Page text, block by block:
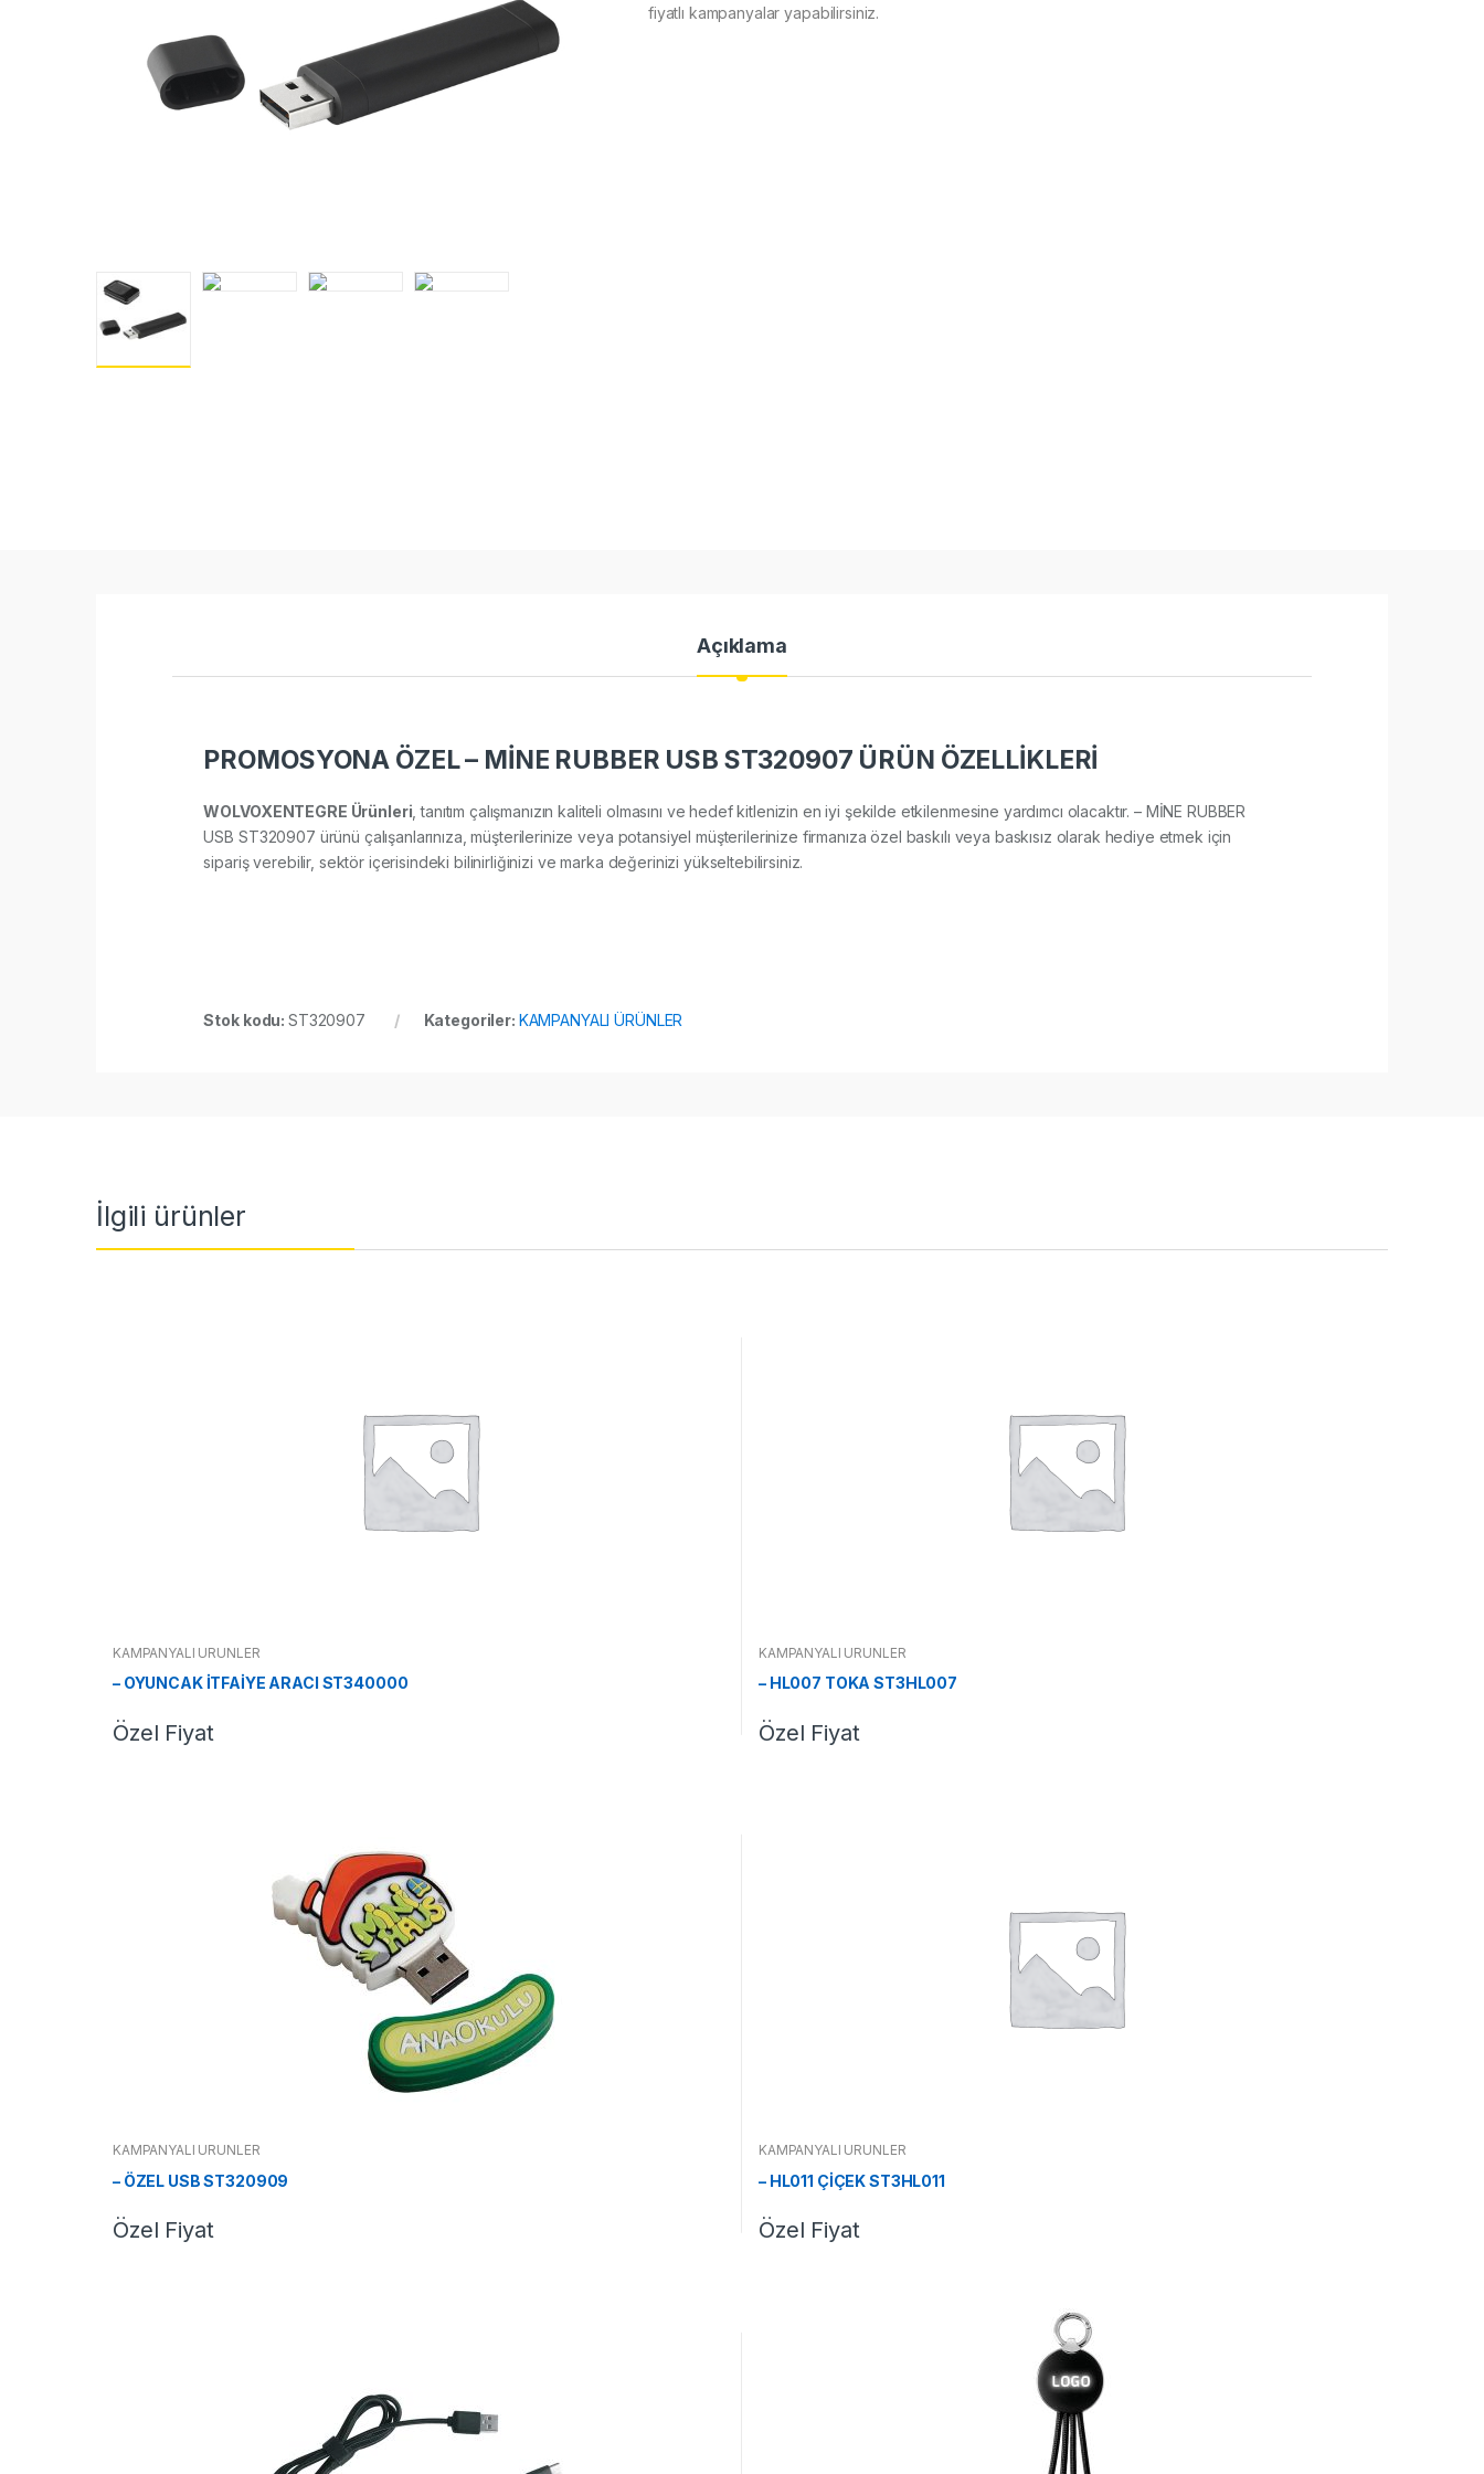
fiyatlı kampanyalar yapabilirsiniz.
Açıklama
PROMOSYONA ÖZEL – MİNE RUBBER USB ST320907 ÜRÜN ÖZELLİKLERİ
WOLVOXENTEGRE Ürünleri , tanıtım çalışmanızın kaliteli olmasını ve hedef kitlenizin en iyi şekilde etkilenmesine yardımcı olacaktır. – MİNE RUBBER
USB ST320907 ürünü çalışanlarınıza, müşterilerinize veya potansiyel müşterilerinize firmanıza özel baskılı veya baskısız olarak hediye etmek için
sipariş verebilir, sektör içerisindeki bilinirliğinizi ve marka değerinizi yükseltebilirsiniz.
Stok kodu: ST320907 Kategoriler: KAMPANYALI ÜRÜNLER
İlgili ürünler
KAMPANYALI ÜRÜNLER
– OYUNCAK İTFAİYE ARACI ST340000
Özel Fiyat
KAMPANYALI ÜRÜNLER
– HL007 TOKA ST3HL007
Özel Fiyat
KAMPANYALI ÜRÜNLER
– ÖZEL USB ST320909
Özel Fiyat
KAMPANYALI ÜRÜNLER
– HL011 ÇİÇEK ST3HL011
Özel Fiyat